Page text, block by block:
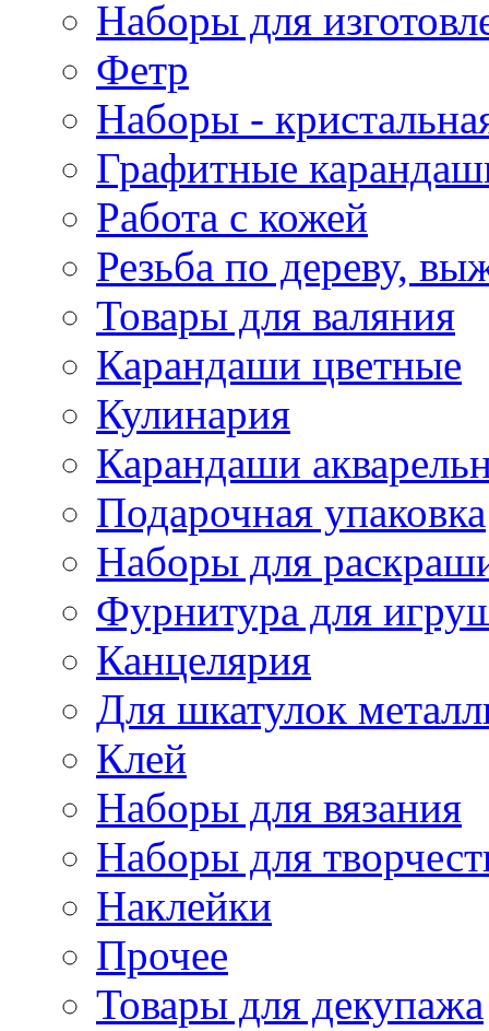
Наборы для
Фетр
Наборы -
Графитные
Работа с кожей
Резьба по дереву,
Товары для валяния
Карандаши цветные
Кулинария
Карандаши
Подарочная упаковка
Наборы для
Фурнитура для
Канцелярия
Для шкатулок
Клей
Наборы для вязания
Наборы для
Наклейки
Прочее
Товары для декупажа